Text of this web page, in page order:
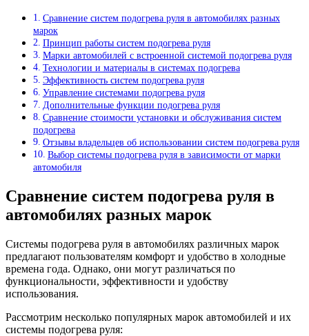
Сравнение систем подогрева руля в автомобилях разных
марок
Принцип работы систем подогрева руля
Марки автомобилей с встроенной системой подогрева руля
Технологии и материалы в системах подогрева
Эффективность систем подогрева руля
Управление системами подогрева руля
Дополнительные функции подогрева руля
Сравнение стоимости установки и обслуживания систем
подогрева
Отзывы владельцев об использовании систем подогрева руля
Выбор системы подогрева руля в зависимости от марки
автомобиля
Сравнение систем подогрева руля в
автомобилях разных марок
Системы подогрева руля в автомобилях различных марок
предлагают пользователям комфорт и удобство в холодные
времена года. Однако, они могут различаться по
функциональности, эффективности и удобству
использования.
Рассмотрим несколько популярных марок автомобилей и их
системы подогрева руля: